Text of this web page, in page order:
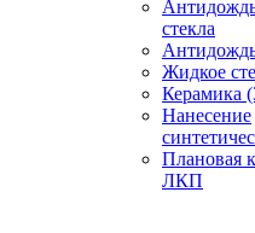
стекла
Жидкое
Керамика
Нанесение
Плановая
ЛКП